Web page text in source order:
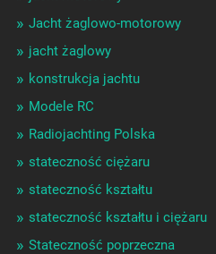
Jacht żaglowo-motorowy
jacht żaglowy
konstrukcja jachtu
Modele RC
Radiojachting Polska
stateczność ciężaru
stateczność kształtu
stateczność kształtu i ciężaru
Stateczność poprzeczna